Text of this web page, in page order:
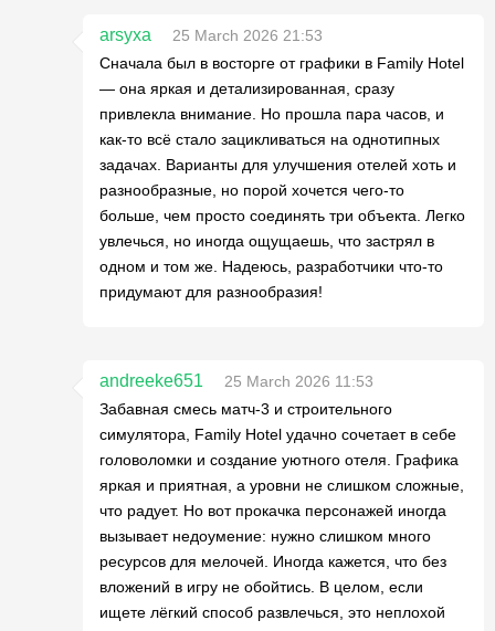
arsyxa
25 March 2026 21:53
Сначала был в восторге от графики в Family Hotel
— она яркая и детализированная, сразу
привлекла внимание. Но прошла пара часов, и
как-то всё стало зацикливаться на однотипных
задачах. Варианты для улучшения отелей хоть и
разнообразные, но порой хочется чего-то
больше, чем просто соединять три объекта. Легко
увлечься, но иногда ощущаешь, что застрял в
одном и том же. Надеюсь, разработчики что-то
придумают для разнообразия!
andreeke651
25 March 2026 11:53
Забавная смесь матч-3 и строительного
симулятора, Family Hotel удачно сочетает в себе
головоломки и создание уютного отеля. Графика
яркая и приятная, а уровни не слишком сложные,
что радует. Но вот прокачка персонажей иногда
вызывает недоумение: нужно слишком много
ресурсов для мелочей. Иногда кажется, что без
вложений в игру не обойтись. В целом, если
ищете лёгкий способ развлечься, это неплохой